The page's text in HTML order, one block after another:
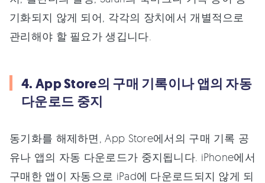
기화되지 않게 되어, 각각의 장치에서 개별적으로
관리해야 할 필요가 생깁니다.
4. App Store의 구매 기록이나 앱의 자동
다운로드 중지
동기화를 해제하면, App Store에서의 구매 기록 공
유나 앱의 자동 다운로드가 중지됩니다. iPhone에서
구매한 앱이 자동으로 iPad에 다운로드되지 않게 되